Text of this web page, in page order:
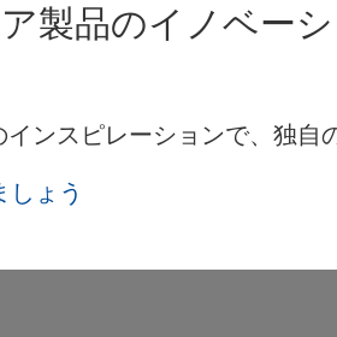
製品のイノベー
インスピレーションで、独自
しょう